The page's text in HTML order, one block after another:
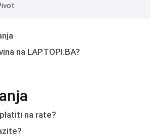
na LAPTOPI.BA?
na rate?